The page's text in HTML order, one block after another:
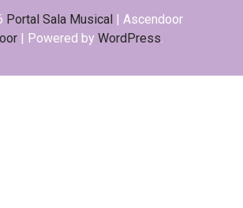
Portal Sala Musical | Ascendoor
| Powered by WordPress.